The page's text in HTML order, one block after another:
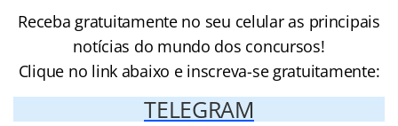
Receba gratuitamente no seu celular as principais
notícias do mundo dos concursos!
Clique no link abaixo e inscreva-se gratuitamente:
TELEGRAM